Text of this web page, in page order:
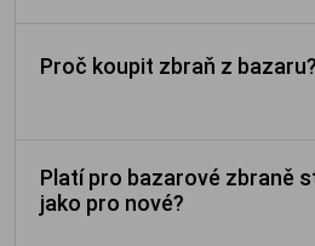
Proč koupit zbraň z bazaru?
Platí pro bazarové zbraně
jako pro nové?